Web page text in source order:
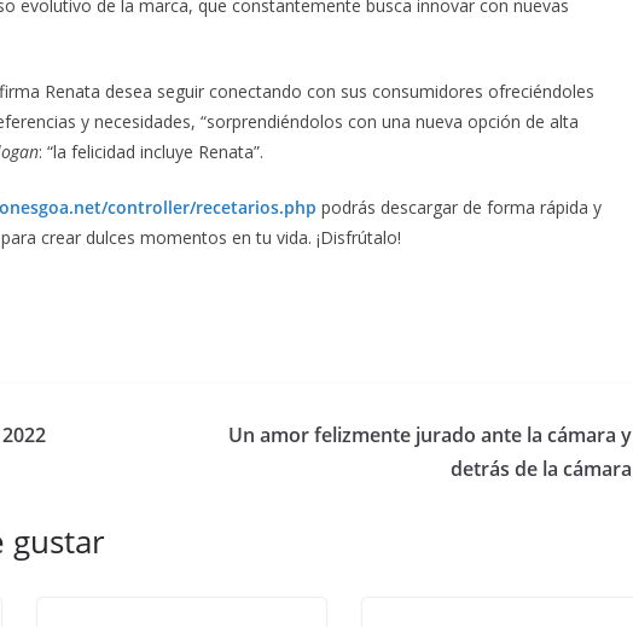
evolutivo de la marca, que constantemente busca innovar con nuevas
Renata desea seguir conectando con sus consumidores ofreciéndoles
y necesidades, “sorprendiéndolos con una nueva opción de alta
: “la felicidad incluye Renata”.
controller/recetarios.php podrás descargar de forma rápida y
crear dulces momentos en tu vida. ¡Disfrútalo!
Un amor felizmente jurado ante la cámara y
detrás de la cámara
gustar